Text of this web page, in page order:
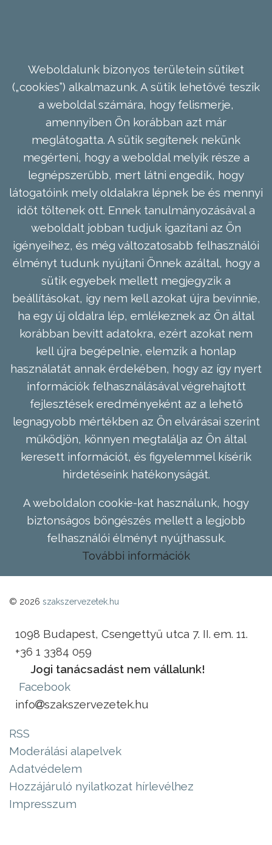
Weboldalunk bizonyos területein sütiket
(„cookies”) alkalmazunk. A sütik lehetővé teszik
a weboldal számára, hogy felismerje,
amennyiben Ön korábban azt már
meglátogatta. A sütik segítenek nekünk
megérteni, hogy a weboldal melyik része a
legnépszerűbb, mert látni engedik, hogy
látogatóink mely oldalakra lépnek be és mennyi
időt töltenek ott. Ennek tanulmányozásával a
weboldalt jobban tudjuk igazítani az Ön
igényeihez, és még változatosabb felhasználói
élményt tudunk nyújtani Önnek azáltal, hogy a
sütik egyebek mellett megjegyzik a
beállításokat, így nem kell azokat újra bevinnie,
ha egy új oldalra lép, emlékeznek az Ön által
korábban bevitt adatokra, ezért azokat nem
kell újra begépelnie, elemzik a honlap
használatát annak érdekében, hogy az így nyert
információk felhasználásával végrehajtott
fejlesztések eredményeként az a lehető
legnagyobb mértékben az Ön elvárásai szerint
működjön, könnyen megtalálja az Ön által
keresett információt, és figyelemmel kísérik
hirdetéseink hatékonyságát.
A weboldalon cookie-kat használunk, hogy
biztonságos böngészés mellett a legjobb
felhasználói élményt nyújthassuk.
További információk
© 2026 szakszervezetek.hu
1098 Budapest, Csengettyű utca 7. II. em. 11.
+36 1 3384 059
Jogi tanácsadást nem vállalunk!
Facebook
info
szakszervezetek.hu
RSS
Moderálási alapelvek
Adatvédelem
Hozzájáruló nyilatkozat hírlevélhez
Impresszum